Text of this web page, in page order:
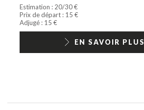
Estimation : 20/30 €
Prix de départ : 15 €
Adjugé : 15 €
EN SAVOIR PLUS